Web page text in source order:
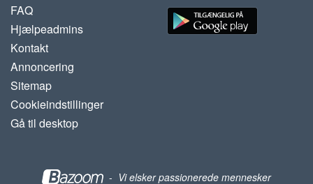
FAQ
Hjælpeadmins
Kontakt
Annoncering
Sitemap
Cookieindstillinger
Gå til desktop
- Vi elsker passionerede mennesker